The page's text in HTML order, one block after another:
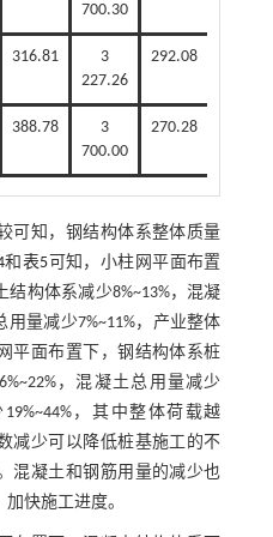
700.30
316.81
3
227.26
292.08
388.78
3
700.00
270.28
可知，钢结构体系整体质量
和 表5 可知，小柱网平面布置
结构体系减少8%~13%，混凝
用量减少7%~11%，产业整体
平面布置下，钢结构体系桩
，混凝土总用量减少
，其中整体荷载越
减少可以降低桩基施工的不
混凝土和钢筋用量的减少也
快施工进度。